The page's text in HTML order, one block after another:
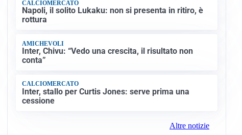
CALCIOMERCATO
Napoli, il solito Lukaku: non si presenta in ritiro, è
rottura
AMICHEVOLI
Inter, Chivu: “Vedo una crescita, il risultato non
conta”
CALCIOMERCATO
Inter, stallo per Curtis Jones: serve prima una
cessione
Altre notizie